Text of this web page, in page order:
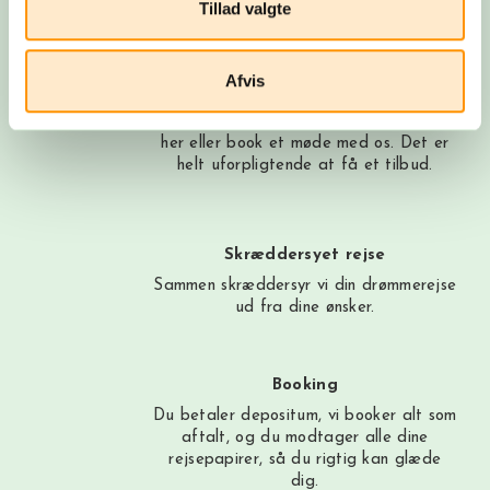
Tillad valgte
Afvis
Byg din rejse nu
Få et tilbud
her eller book et møde med os. Det er
helt uforpligtende at få et tilbud.
Skræddersyet rejse
Sammen skræddersyr vi din drømmerejse
ud fra dine ønsker.
Booking
Du betaler depositum, vi booker alt som
aftalt, og du modtager alle dine
rejsepapirer, så du rigtig kan glæde
dig.